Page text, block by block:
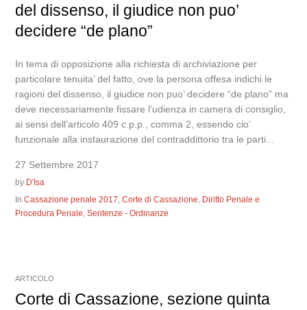
del dissenso, il giudice non puo’
decidere “de plano”
In tema di opposizione alla richiesta di archiviazione per
particolare tenuita’ del fatto, ove la persona offesa indichi le
ragioni del dissenso, il giudice non puo’ decidere “de plano” ma
deve necessariamente fissare l’udienza in camera di consiglio,
ai sensi dell’articolo 409 c.p.p., comma 2, essendo cio’
funzionale alla instaurazione del contraddittorio tra le parti...
27 Settembre 2017
by D'Isa
InCassazione penale 2017,Corte di Cassazione, Diritto Penale e
Procedura Penale,Sentenze - Ordinanze
ARTICOLO
Corte di Cassazione, sezione quinta